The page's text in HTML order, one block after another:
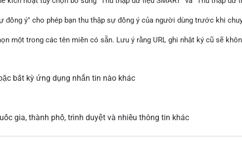
đồng ý" cho phép bạn thu thập sự đồng ý của người dùng trước khi
một trong các tên miền có sẵn. Lưu ý rằng URL ghi nhật ký cũ sẽ
bất kỳ ứng dụng nhắn tin nào khác
gia, thành phố, trình duyệt và nhiều thông tin khác